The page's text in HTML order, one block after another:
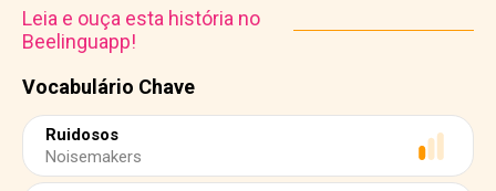
Vocabulário Chave
Ruidosos
Noisemakers
Leia e ouça esta história no
Beelinguapp!